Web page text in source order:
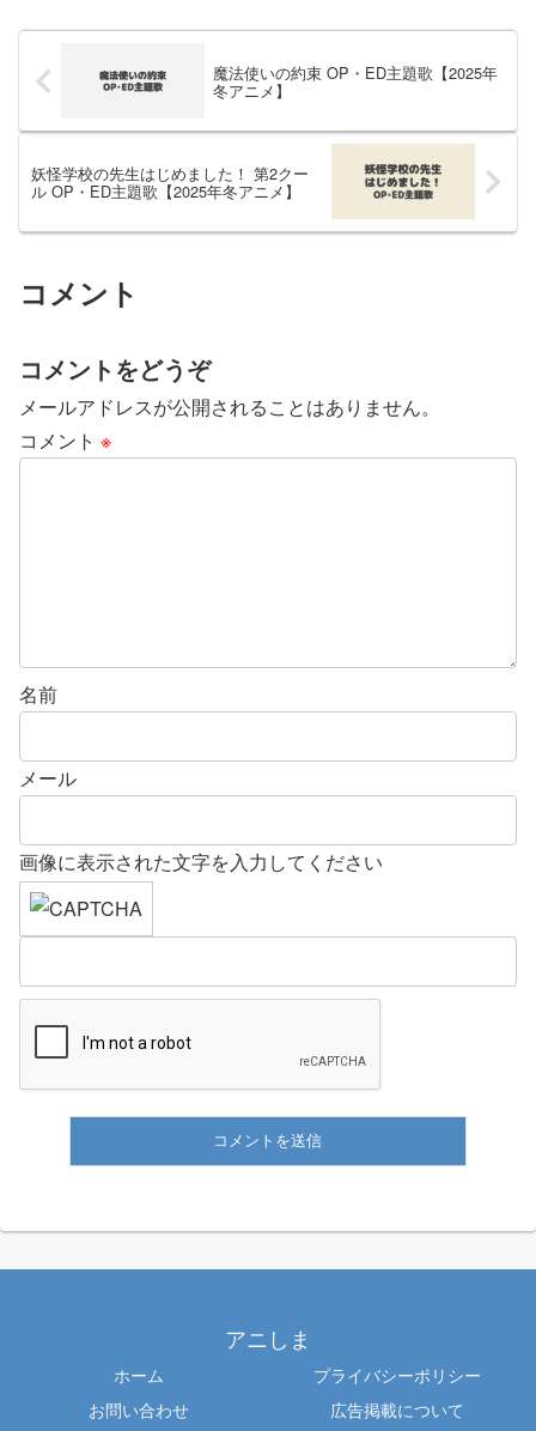
魔法使いの約束 OP・ED主題歌【2025年
冬アニメ】
妖怪学校の先生はじめました！ 第2クー
ル OP・ED主題歌【2025年冬アニメ】
コメント
コメントをどうぞ
メールアドレスが公開されることはありません。
コメント ※
名前
メール
画像に表示された文字を入力してください
アニしま
ホーム
プライバシーポリシー
お問い合わせ
広告掲載について